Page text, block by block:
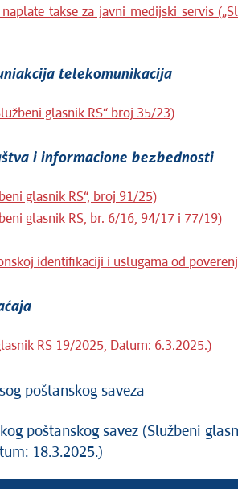
takse za javni medijski servis
telekomunikacija
glasnik RS“ broj 35/23)
i informacione bezbednosti
glasnik RS“, broj 91/25)
glasnik RS, br. 6/16, 94/17 i 77/19)
identifikaciji i uslugama od
RS 19/2025, Datum: 6.3.2025.)
poštanskog saveza
poštanskog savez (Službeni
18.3.2025.)